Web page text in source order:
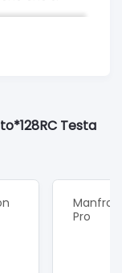
e
attività
secondi.
testa di
uso
Testa
Pro